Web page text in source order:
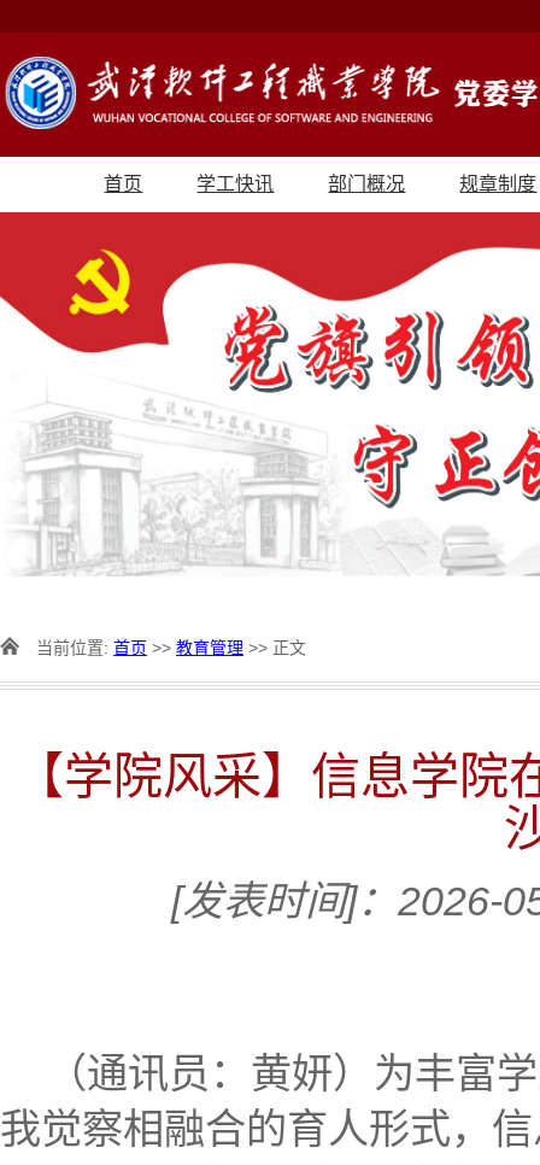
首页 学工快讯 部门概况 规章制度
当前位置: 首页 >> 教育管理 >> 正文
【学院风采】信息学
[发表时间]：2026-
（通讯员：黄妍）为丰富
我觉察相融合的育人形式，